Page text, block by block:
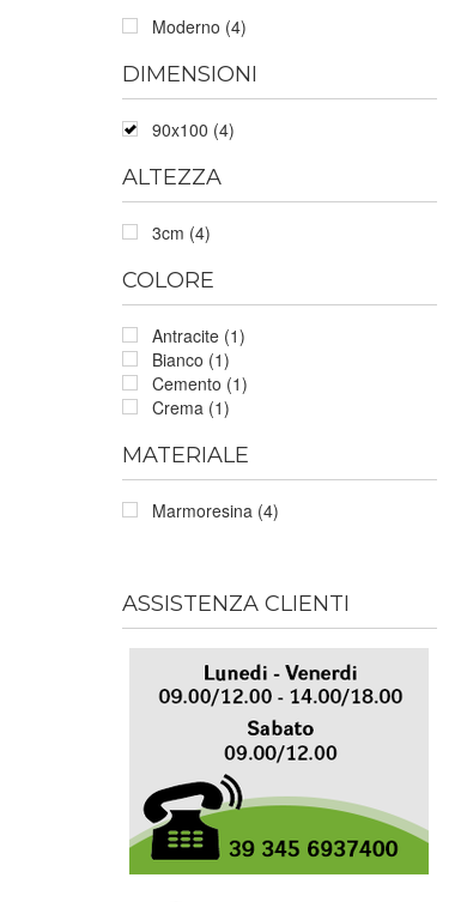
Moderno (4)
DIMENSIONI
90x100 (4)
ALTEZZA
3cm (4)
COLORE
Antracite (1)
Bianco (1)
Cemento (1)
Crema (1)
MATERIALE
Marmoresina (4)
ASSISTENZA CLIENTI